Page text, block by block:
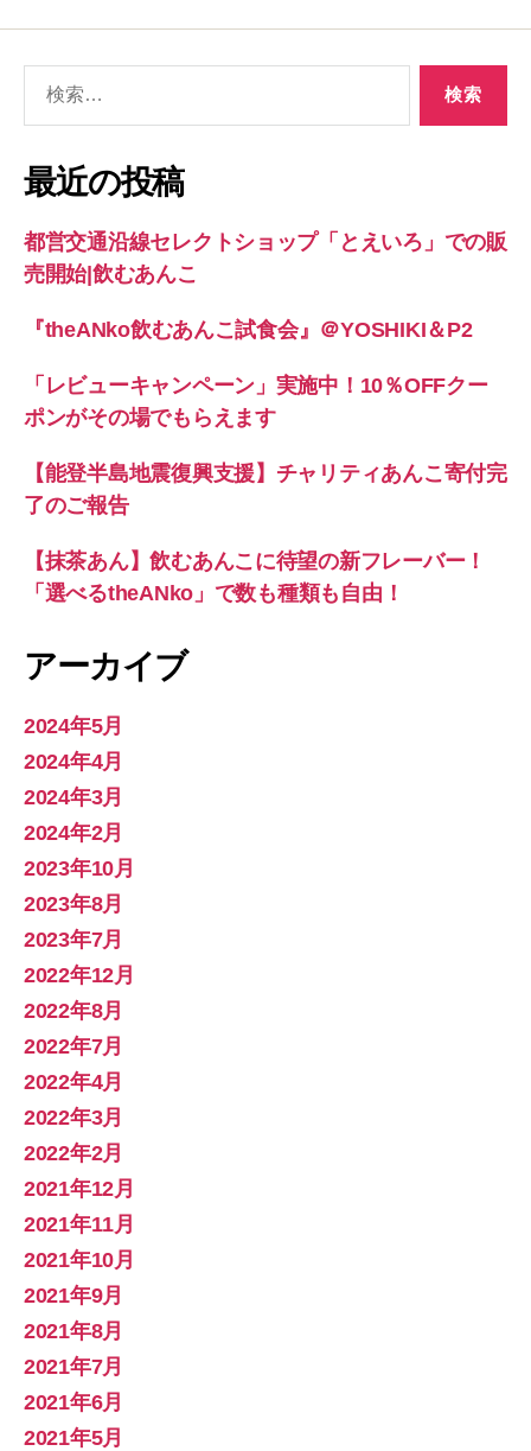
象:
最近の投稿
都営交通沿線セレクトショップ「とえいろ」での販
売開始|飲むあんこ
『theANko飲むあんこ試食会』＠YOSHIKI＆P2
「レビューキャンペーン」実施中！10％OFFクー
ポンがその場でもらえます
【能登半島地震復興支援】チャリティあんこ寄付完
了のご報告
【抹茶あん】飲むあんこに待望の新フレーバー！
「選べるtheANko」で数も種類も自由！
アーカイブ
2024年5月
2024年4月
2024年3月
2024年2月
2023年10月
2023年8月
2023年7月
2022年12月
2022年8月
2022年7月
2022年4月
2022年3月
2022年2月
2021年12月
2021年11月
2021年10月
2021年9月
2021年8月
2021年7月
2021年6月
2021年5月